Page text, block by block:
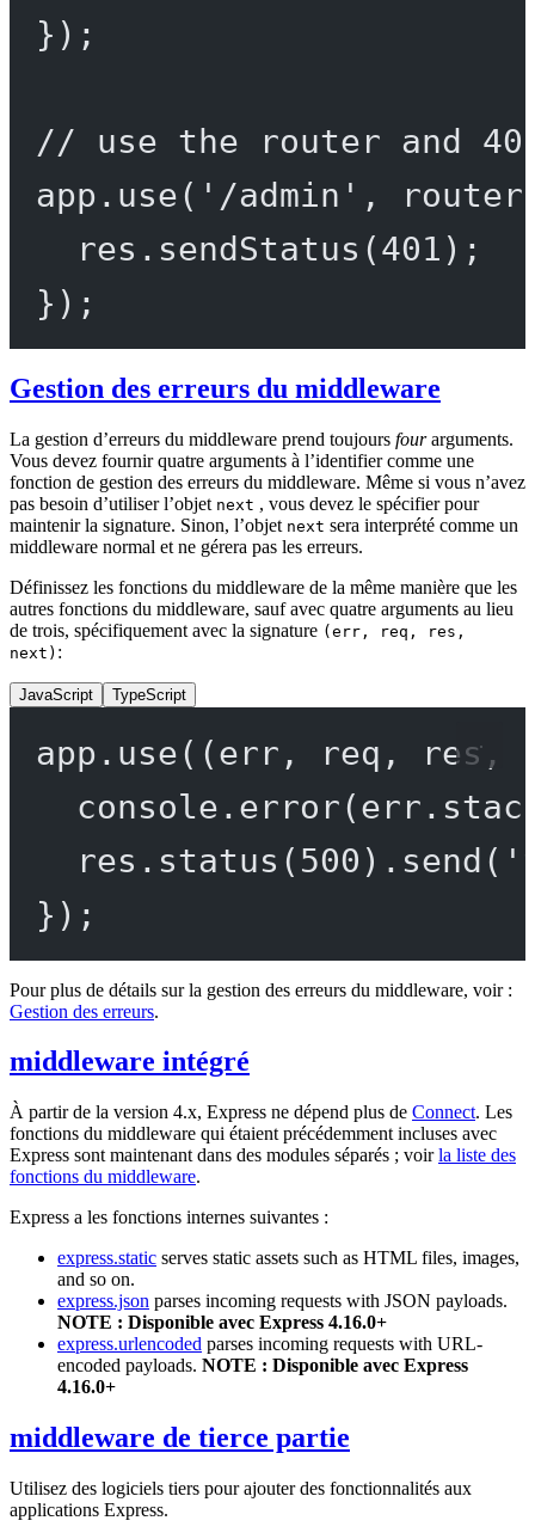
});
// use the router and
app. use( '/admin' ,
res. sendStatus (401 );
});
Gestion des erreurs du middleware
La gestion d’erreurs du middleware prend toujours fourarguments.
Vous devez fournir quatre arguments à l’identifier comme une
fonction de gestion des erreurs du middleware. Même si vous n’avez
pas besoin d’utiliser l’objet next , vous devez le spécifier pour
maintenir la signature. Sinon, l’objet next sera interprété comme un
middleware normal et ne gérera pas les erreurs.
Définissez les fonctions du middleware de la même manière que les
autres fonctions du middleware, sauf avec quatre arguments au lieu
de trois, spécifiquement avec la signature (err, req, res,
next) :
JavaScript TypeScript
app. use((err , req , res,
console. error
res. status ( 500 ). send (
});
Pour plus de détails sur la gestion des erreurs du middleware, voir :
Gestion des erreurs.
middleware intégré
À partir de la version 4.x, Express ne dépend plus de Connect. Les
fonctions du middleware qui étaient précédemment incluses avec
Express sont maintenant dans des modules séparés ; voirla liste des
fonctions du middleware.
Express a les fonctions internes suivantes :
express.static serves static assets such as HTML files, images,
and so on.
express.json parses incoming requests with JSON payloads.
NOTE : Disponible avec Express 4.16.0+
express.urlencoded parses incoming requests with URL-
encoded payloads. NOTE : Disponible avec Express
4.16.0+
middleware de tierce partie
Utilisez des logiciels tiers pour ajouter des fonctionnalités aux
applications Express.